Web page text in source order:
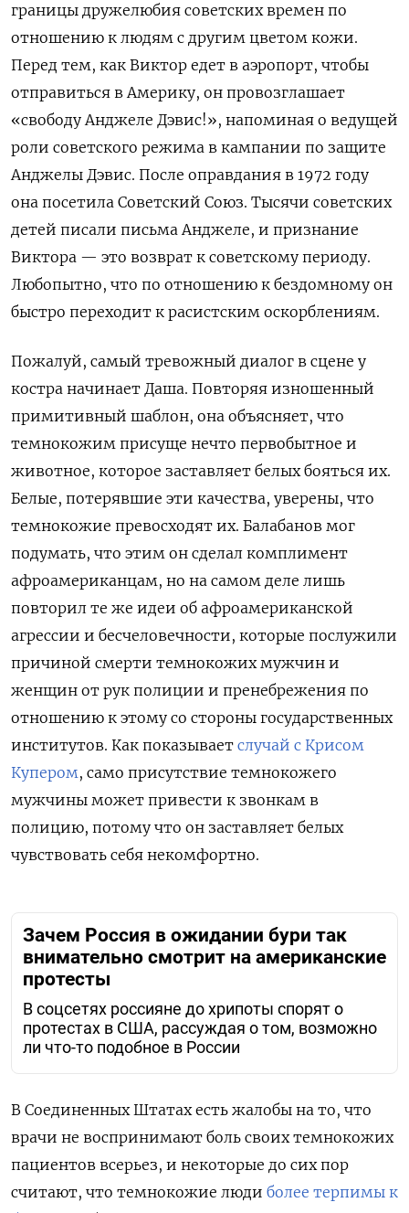
границы дружелюбия советских времен по
отношению к людям с другим цветом кожи.
Перед тем, как Виктор едет в аэропорт, чтобы
отправиться в Америку, он провозглашает
«свободу Анджеле Дэвис!», напоминая о ведущей
роли советского режима в кампании по защите
Анджелы Дэвис. После оправдания в 1972 году
она посетила Советский Союз. Тысячи советских
детей писали письма Анджеле, и признание
Виктора — это возврат к советскому периоду.
Любопытно, что по отношению к бездомному он
быстро переходит к расистским оскорблениям.
Пожалуй, самый тревожный диалог в сцене у
костра начинает Даша. Повторяя изношенный
примитивный шаблон, она объясняет, что
темнокожим присуще нечто первобытное и
животное, которое заставляет белых бояться их.
Белые, потерявшие эти качества, уверены, что
темнокожие превосходят их. Балабанов мог
подумать, что этим он сделал комплимент
афроамериканцам, но на самом деле лишь
повторил те же идеи об афроамериканской
агрессии и бесчеловечности, которые послужили
причиной смерти темнокожих мужчин и
женщин от рук полиции и пренебрежения по
отношению к этому со стороны государственных
институтов. Как показывает случай с Крисом
Купером, само присутствие темнокожего
мужчины может привести к звонкам в
полицию, потому что он заставляет белых
чувствовать себя некомфортно.
Зачем Россия в ожидании бури так
внимательно смотрит на американские
протесты
В соцсетях россияне до хрипоты спорят о
протестах в США, рассуждая о том, возможно
ли что-то подобное в России
В Соединенных Штатах есть жалобы на то, что
врачи не воспринимают боль своих темнокожих
пациентов всерьез, и некоторые до сих пор
считают, что темнокожие люди более терпимы к